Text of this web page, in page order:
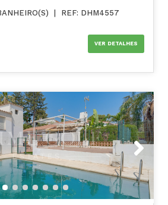
REF: DHM4557
VER DETALHES
Next